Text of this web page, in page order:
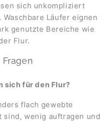
sich unkompliziert
Läufer eignen
genutzte Bereiche wie
Flur.
sich für den Flur?
flach gewebte
sind, wenig auftragen und